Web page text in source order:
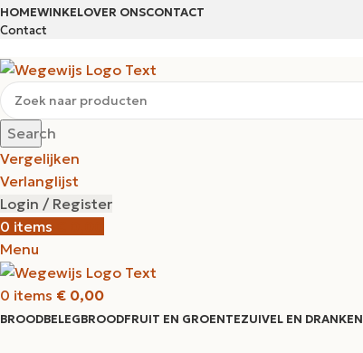
HOMEWINKELOVER ONSCONTACT
Contact
Search
Vergelijken
Verlanglijst
Login / Register
0 items
Menu
0 items € 0,00
BROODBELEGBROODFRUIT EN GROENTEZUIVEL EN DRANKEN